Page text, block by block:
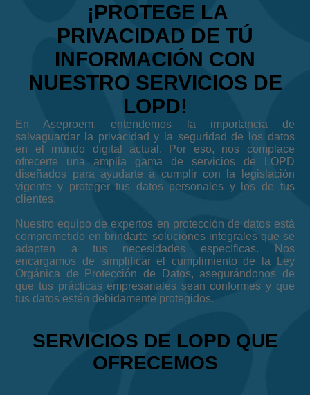
¡PROTEGE LA
PRIVACIDAD DE TÚ
INFORMACIÓN CON
NUESTRO SERVICIOS DE
LOPD!
En Aseproem, entendemos la importancia de
salvaguardar la privacidad y la seguridad de los datos
en el mundo digital actual. Por eso, nos complace
ofrecerte una amplia gama de servicios de LOPD
diseñados para ayudarte a cumplir con la legislación
vigente y proteger tus datos personales y los de tus
clientes.
Nuestro equipo de expertos en protección de datos está
comprometido en brindarte soluciones integrales que se
adapten a tus necesidades específicas. Nos
encargamos de simplificar el cumplimiento de la Ley
Orgánica de Protección de Datos, asegurándonos de
que tus prácticas empresariales sean conformes y que
tus datos estén debidamente protegidos.
SERVICIOS DE LOPD QUE
OFRECEMOS